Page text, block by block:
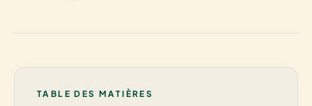
TABLE DES MATIÈRES